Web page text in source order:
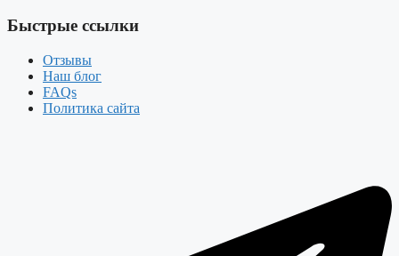
Быстрые ссылки
Отзывы
Наш блог
FAQs
Политика сайта